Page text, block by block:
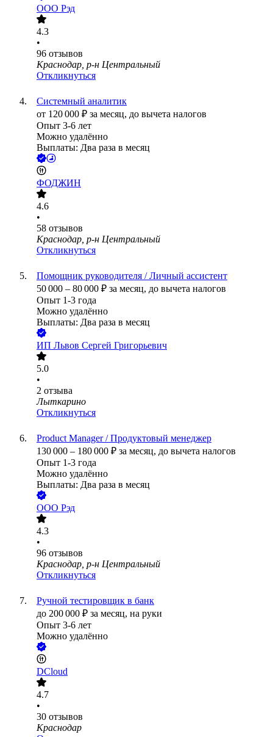
ООО Рэд
4.3
•
96 отзывов
Краснодар, р-н Центральный
Откликнуться
Системный аналитик
от 120 000 ₽ за месяц, до вычета налогов
Опыт 3-6 лет
Можно удалённо
Выплаты: Два раза в месяц
ФОДЖИН
4.6
•
58 отзывов
Краснодар, р-н Центральный
Откликнуться
Помощник руководителя / Личный ассистент
50 000 – 80 000 ₽ за месяц, до вычета налогов
Опыт 1-3 года
Можно удалённо
Выплаты: Два раза в месяц
ИП Львов Сергей Григорьевич
5.0
•
2 отзыва
Лыткарино
Откликнуться
Product Manager / Продуктовый менеджер
130 000 – 180 000 ₽ за месяц, до вычета налогов
Опыт 1-3 года
Можно удалённо
Выплаты: Два раза в месяц
ООО Рэд
4.3
•
96 отзывов
Краснодар, р-н Центральный
Откликнуться
Ручной тестировщик в банк
до 200 000 ₽ за месяц, на руки
Опыт 3-6 лет
Можно удалённо
DCloud
4.7
•
30 отзывов
Краснодар